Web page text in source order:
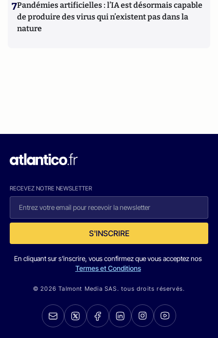
7Pandémies artificielles : l’IA est désormais capable
de produire des virus qui n’existent pas dans la
nature
RECEVEZ NOTRE NEWSLETTER
S'INSCRIRE
En cliquant sur s'inscrire, vous confirmez que vous acceptez nos
Termes et Conditions
© 2026 Talmont Media SAS. tous droits réservés.